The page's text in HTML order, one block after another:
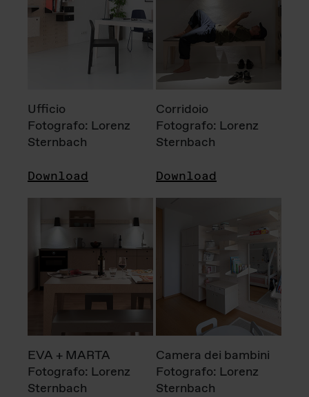
Ufficio
Fotografo: Lorenz
Sternbach
Download
Corridoio
Fotografo: Lorenz
Sternbach
Download
EVA + MARTA
Fotografo: Lorenz
Sternbach
Camera dei bambini
Fotografo: Lorenz
Sternbach